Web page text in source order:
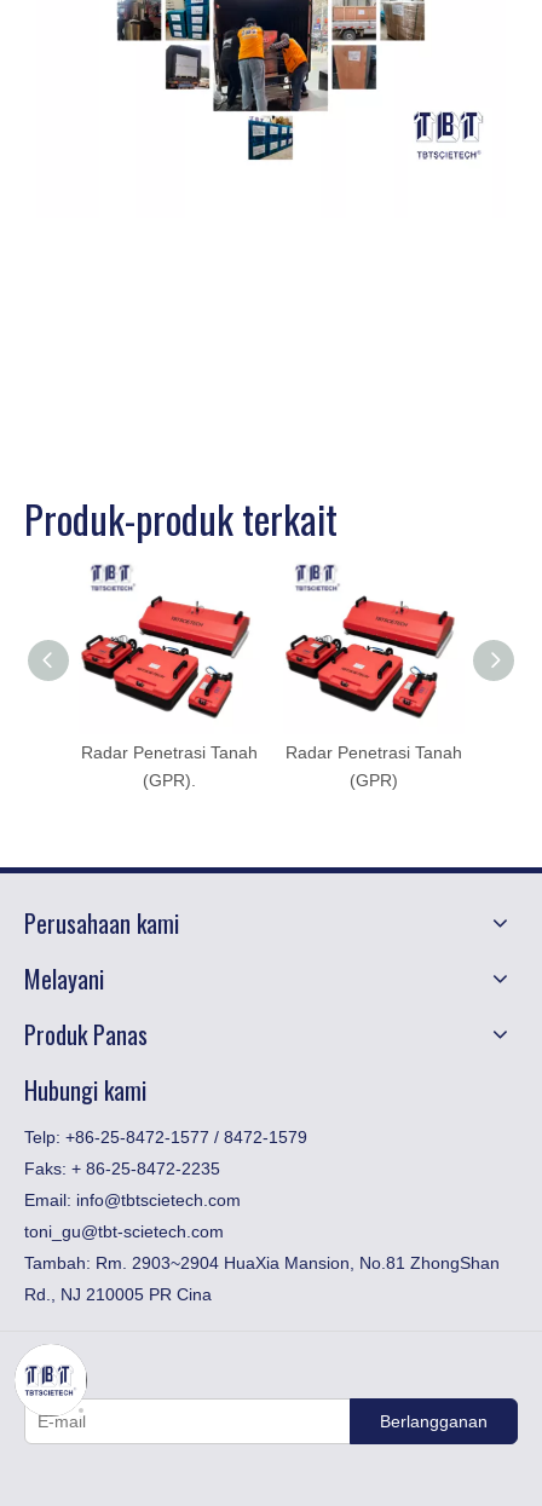
Produk-produk terkait
Radar Penetrasi Tanah
(GPR).
Radar Penetrasi Tanah
(GPR)
Perusahaan kami
Melayani
Produk Panas
Hubungi kami
Telp: +86-25-8472-1577 / 8472-1579
Faks: ​+ 86-25-8472-2235
Email: info@tbtscietech.com
toni_gu@tbt-scietech.com
Tambah: Rm. 2903~2904 HuaXia Mansion, No.81 ZhongShan
Rd., NJ 210005 PR Cina
Berlangganan